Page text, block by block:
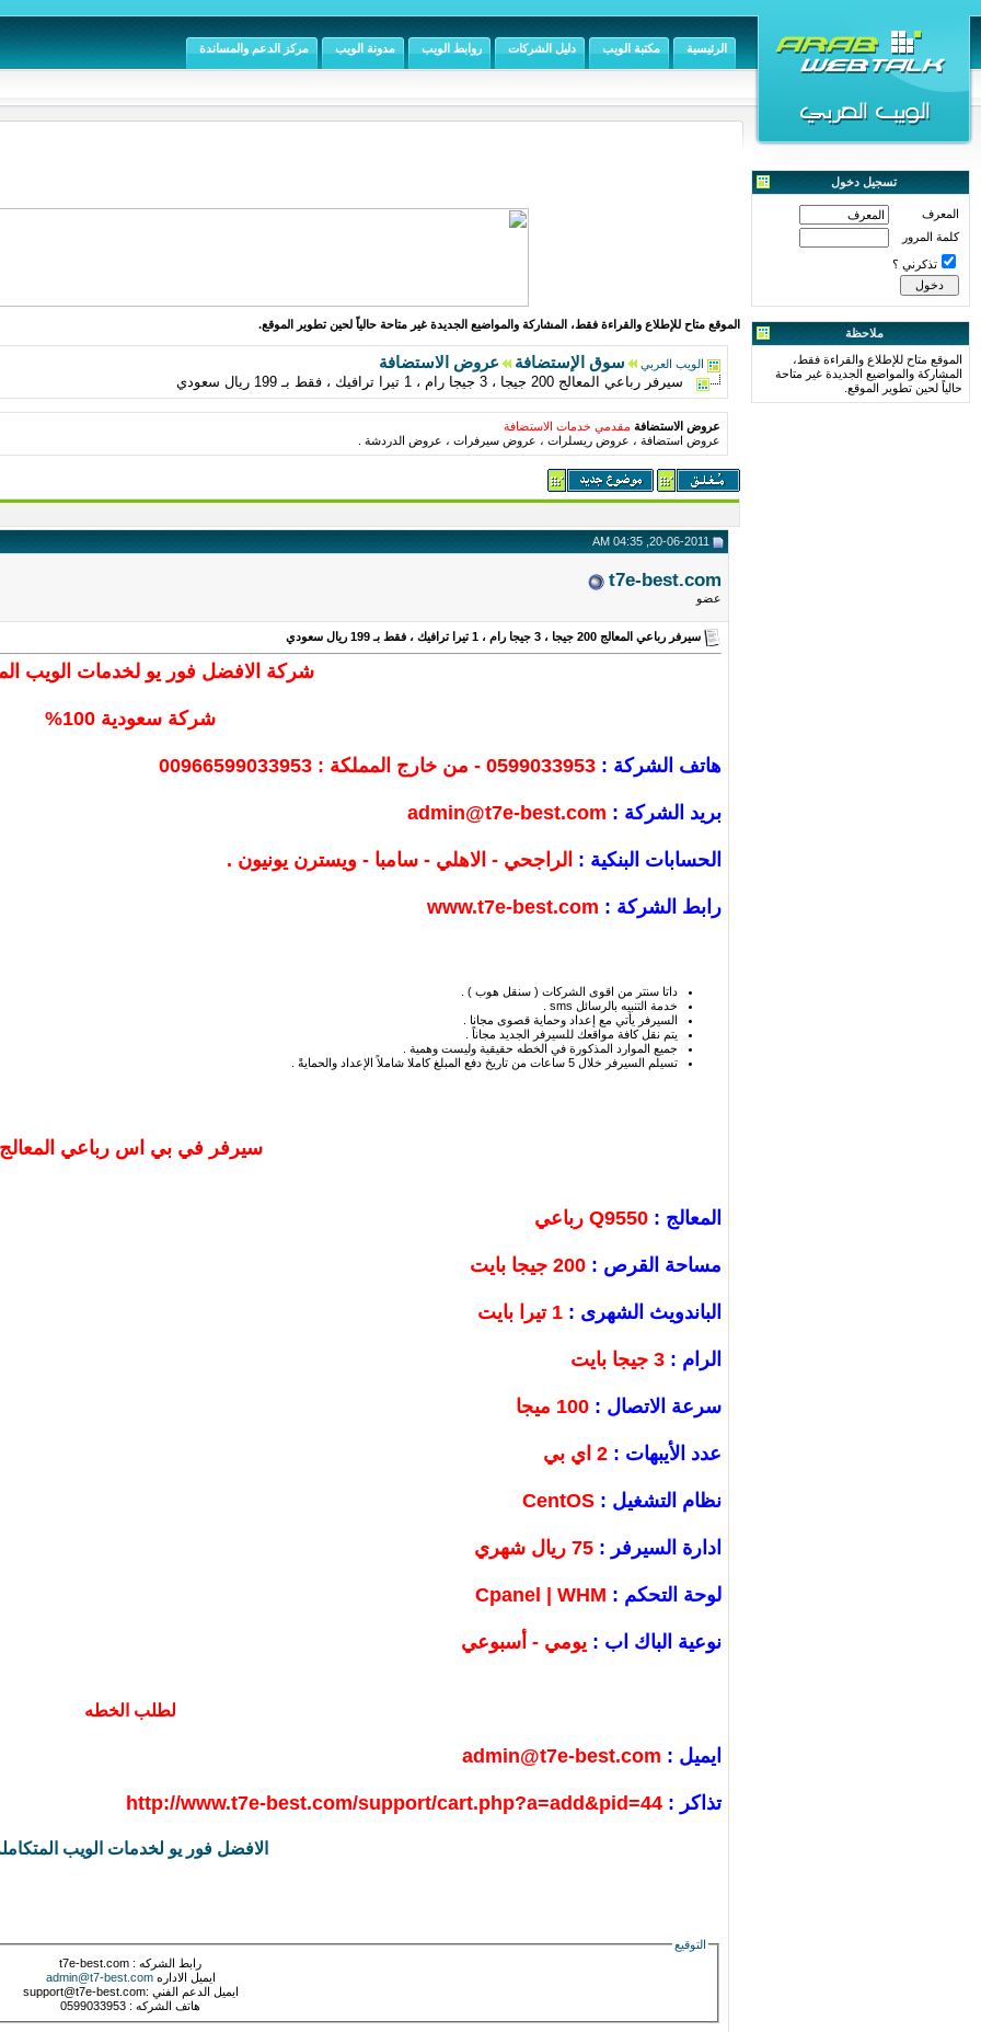
الرئيسية مكتبة الويب دليل الشركات روابط الويب مدونة الويب مركز الدعم والمساندة
تسجيل دخول
المعرف
كلمة المرور
تذكرني ؟
ملاحظة
الموقع متاح للإطلاع والقراءة فقط،
المشاركة والمواضيع الجديدة غير متاحة
حالياً لحين تطوير الموقع.
الموقع متاح للإطلاع والقراءة فقط، المشاركة والمواضيع الجديدة غير متاحة حالياً لحين تطوير الموقع.
الويب العربي سوق الإستضافة عروض الاستضافة
سيرفر رباعي المعالج 200 جيجا ، 3 جيجا رام ، 1 تيرا ترافيك ، فقط بـ 199 ريال سعودي
عروض الاستضافة مقدمي خدمات الاستضافة
عروض استضافة ، عروض ريسلرات ، عروض سيرفرات ، عروض الدردشة .
t7e-best.com
عضو
سيرفر رباعي المعالج 200 جيجا ، 3 جيجا رام ، 1 تيرا ترافيك ، فقط بـ 199 ريال سعودي
شركة الافضل فور يو لخدمات الويب
شركة سعودية 100%
هاتف الشركة : 0599033953 - من خارج المملكة : 00966599033953
بريد الشركة : admin@t7e-best.com
الحسابات البنكية : الراجحي - الاهلي - سامبا - ويسترن يونيون .
رابط الشركة : www.t7e-best.com
داتا سنتر من اقوى الشركات ( سنقل هوب ) .
خدمة التنبيه بالرسائل sms .
السيرفر يأتي مع إعداد وحماية قصوى مجانا .
يتم نقل كافة مواقعك للسيرفر الجديد مجاناً .
جميع الموارد المذكورة في الخطه حقيقية وليست وهمية .
تسيلم السيرفر خلال 5 ساعات من تاريخ دفع المبلغ كاملا شاملاً الإعداد والحمايةً .
سيرفر في بي اس رباعي
المعالج : Q9550 رباعي
مساحة القرص : 200 جيجا بايت
الباندويث الشهرى : 1 تيرا بايت
الرام : 3 جيجا بايت
سرعة الاتصال : 100 ميجا
عدد الأيبهات : 2 اي بي
نظام التشغيل : CentOS
ادارة السيرفر : 75 ريال شهري
لوحة التحكم : Cpanel | WHM
نوعية الباك اب : يومي - أسبوعي
لطلب الخطه
ايميل : admin@t7e-best.com
تذاكر : http://www.t7e-best.com/support/cart.php?a=add&pid=44
الافضل فور يو لخدمات الويب
التوقيع
رابط الشركه : t7e-best.com
ايميل الادارهadmin@t7-best.com
ايميل الدعم الفني :support@t7e-best.com
هاتف الشركه : 0599033953